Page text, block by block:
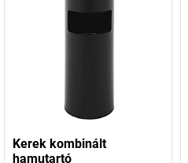
Kerek kombinált
hamutartó